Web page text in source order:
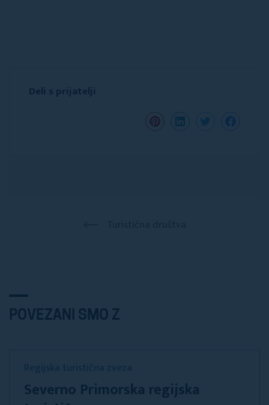
Deli s prijatelji
POVEZANI SMO Z
Regijska turistična zveza
Severno Primorska regijska